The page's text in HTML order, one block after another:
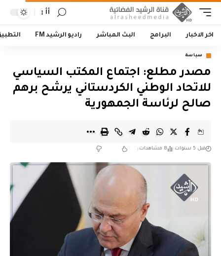
أأ
اخر الاخبار البرامج البث المباشر راديو الرشيد FM
سياسة
مصدر مطلع: اجتماع المكتب السياسي
للاتحاد الوطني الكردستاني يرشح برهم
صالح لرئاسة الجمهورية
قبل 5 سنوات 8 مشاهدات